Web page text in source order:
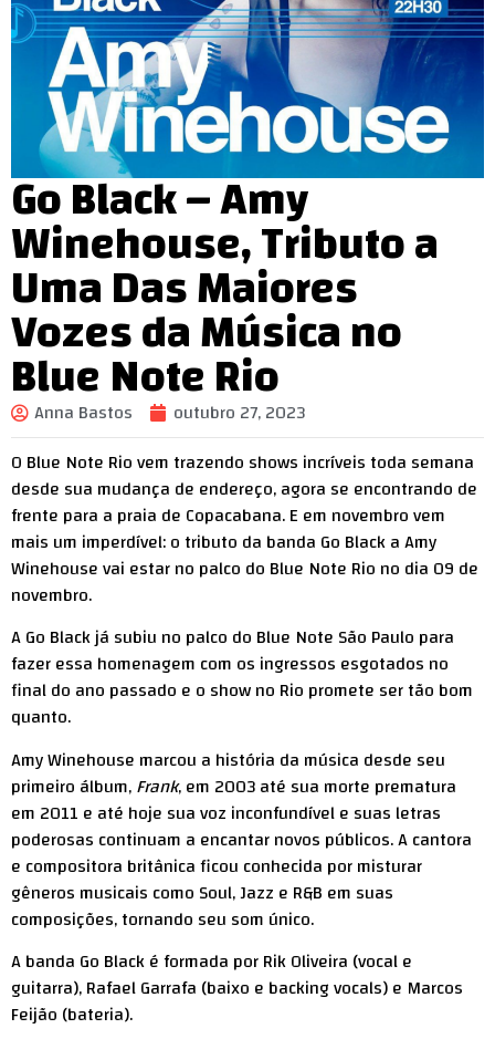
Go Black – Amy
Winehouse, Tributo a
Uma Das Maiores
Vozes da Música no
Blue Note Rio
Anna Bastos
outubro 27, 2023
O Blue Note Rio vem trazendo shows incríveis toda semana
desde sua mudança de endereço, agora se encontrando de
frente para a praia de Copacabana. E em novembro vem
mais um imperdível: o tributo da banda Go Black a Amy
Winehouse vai estar no palco do Blue Note Rio no dia 09 de
novembro.
A Go Black já subiu no palco do Blue Note São Paulo para
fazer essa homenagem com os ingressos esgotados no
final do ano passado e o show no Rio promete ser tão bom
quanto.
Amy Winehouse marcou a história da música desde seu
primeiro álbum,Frank, em 2003 até sua morte prematura
em 2011 e até hoje sua voz inconfundível e suas letras
poderosas continuam a encantar novos públicos. A cantora
e compositora britânica ficou conhecida por misturar
gêneros musicais como Soul, Jazz e R&B em suas
composições, tornando seu som único.
A banda Go Black é formada por Rik Oliveira (vocal e
guitarra), Rafael Garrafa (baixo e backing vocals) e Marcos
Feijão (bateria).